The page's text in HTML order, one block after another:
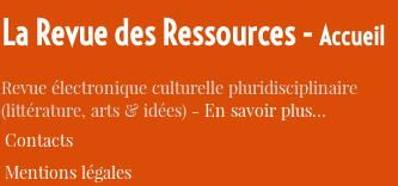
La Revue des Ressources -Accueil
Revue électronique culturelle pluridisciplinaire
(littérature, arts & idées) -En savoir plus…
Contacts
Mentions légales